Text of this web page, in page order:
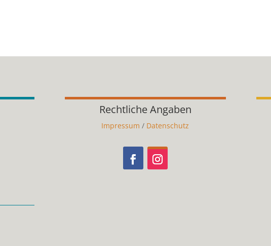
Rechtliche Angaben
Impressum / Datenschutz